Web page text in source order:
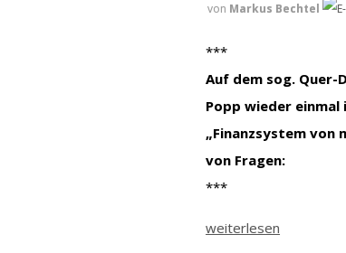
von Markus Bechtel
***
Auf dem sog. Quer-
Popp wieder einmal
„Finanzsystem von
von Fragen:
***
weiterlesen